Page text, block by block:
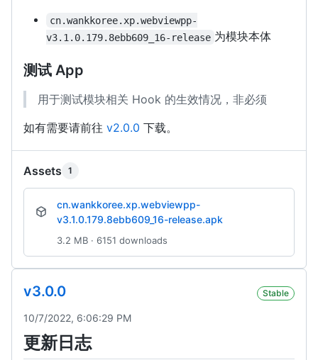
cn.wankkoree.xp.webviewpp-
v3.1.0.179.8ebb609_16-release 为模块本体
测试 App
用于测试模块相关 Hook 的生效情况，非必须
如有需要请前往 v2.0.0 下载。
Assets 1
cn.wankkoree.xp.webviewpp-
v3.1.0.179.8ebb609_16-release.apk
3.2 MB · 6151 downloads
v3.0.0 Stable
10/7/2022, 6:06:29 PM
更新日志